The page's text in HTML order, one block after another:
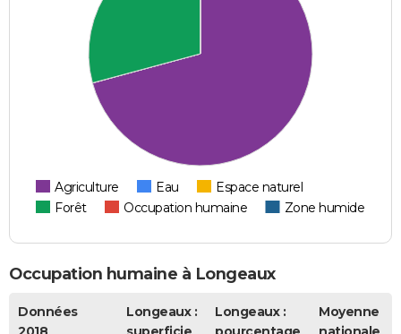
Agriculture Eau
Espace naturel
Forêt
Occupation humaine Zone humide
Occupation humaine à Longeaux
Données
Longeaux :
Longeaux :
Moyenne